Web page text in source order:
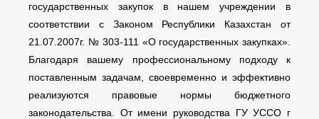
государственных закупок в нашем учреждении в
соответствии с Законом Республики Казахстан от
21.07.2007г. № 303-111 «О государственных закупках».
Благодаря вашему профессиональному подходу к
поставленным задачам, своевременно и эффективно
реализуются правовые нормы бюджетного
законодательства. От имени руководства ГУ УССО г